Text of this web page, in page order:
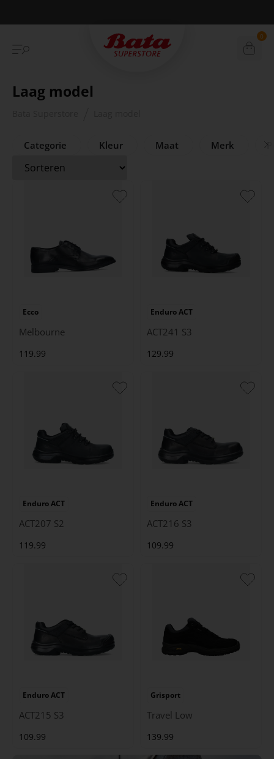
Betaal achteraf met Klarna 0
Laag model
Categorie Kleur Maat Merk
Ecco
Melbourne
119.99
Enduro ACT
ACT241 S3
129.99
Enduro ACT
ACT207 S2
119.99
Enduro ACT
ACT216 S3
109.99
Enduro ACT
ACT215 S3
109.99
Grisport
Travel Low
139.99